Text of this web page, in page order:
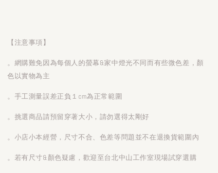
【注意事項】
。網購難免因為每個人的螢幕&家中燈光不同而有些微色差，顏
色以實物為主
。手工測量誤差正負１cm為正常範圍
。挑選商品請預留穿著大小，請勿選得太剛好
。小店小本經營，尺寸不合、色差等問題並不在退換貨範圍內
。若有尺寸&顏色疑慮，歡迎至台北中山工作室現場試穿選購